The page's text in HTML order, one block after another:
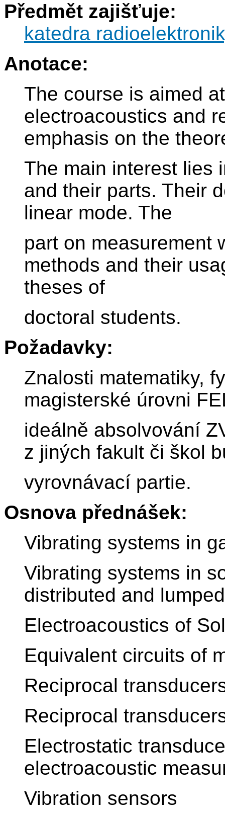
Předmět zajišťuje:
katedra
Anotace:
The course is aimed
electroacoustics and
emphasis on the
The main interest lies
and their parts. Their
linear mode. The
part on measurement
methods and their
theses of
doctoral students.
Požadavky:
Znalosti matematiky,
magisterské úrovni
ideálně absolvování
z jiných fakult či škol
vyrovnávací partie.
Osnova přednášek:
Vibrating systems in
Vibrating systems in
distributed and
Electroacoustics of
Equivalent circuits of
Reciprocal
Reciprocal
Electrostatic
electroacoustic
Vibration sensors